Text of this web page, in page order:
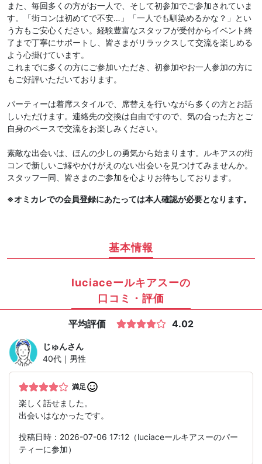
また、毎回多くの方がお一人で、そして初参加でご参加されていま
す。「街コンは初めてで不安…」「一人でも馴染めるかな？」とい
う方もご安心ください。経験豊富なスタッフが受付からイベント終
了まで丁寧にサポートし、皆さまがリラックスして交流を楽しめる
よう心掛けています。
これまでに多くの方にご参加いただき、初参加やお一人参加の方に
もご好評いただいております。
パーティーは着席スタイルで、席替えを行いながら多くの方とお話
しいただけます。連絡先の交換は自由ですので、気の合った方とご
自身のペースで交流をお楽しみください。
素敵な出会いは、ほんの少しの勇気から始まります。ルキアスの街
コンで新しいご縁やかけがえのない出会いを見つけてみませんか。
スタッフ一同、皆さまのご参加を心よりお待ちしております。
※オミカレでの会員登録にあたっては本人確認が必要となります。
基本情報
luciaceールキアスーの
口コミ・評価
平均評価 4.02
じゅんさん
40代｜男性
満足
楽しく話せました。
出会いはなかったです。
投稿日時：2026-07-06 17:12（luciaceールキアスーのパー
ティーに参加）